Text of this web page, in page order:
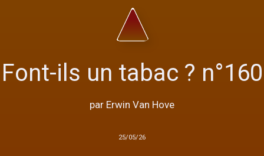
Font-ils un tabac ? n°160
par Erwin Van Hove
25/05/26